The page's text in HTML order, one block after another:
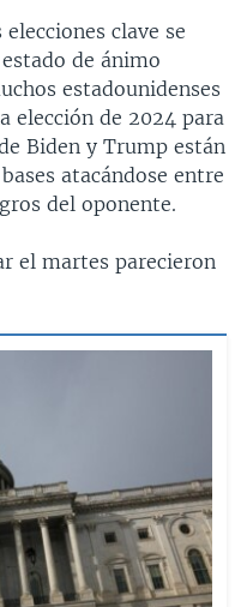
clave se
de ánimo
estadounidenses
elección de 2024 para
Biden y Trump están
atacándose entre
del oponente.
el martes parecieron